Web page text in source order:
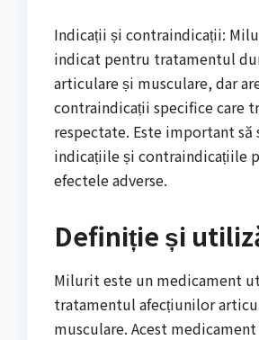
Indicații și contraindicații:
indicat pentru tratamentul
articulare și musculare, dar
contraindicații specifice care
respectate. Este important să
indicațiile și contraindicațiile
efectele adverse.
Definiție și
Milurit este un medicament
tratamentul afecțiunilor
musculare. Acest